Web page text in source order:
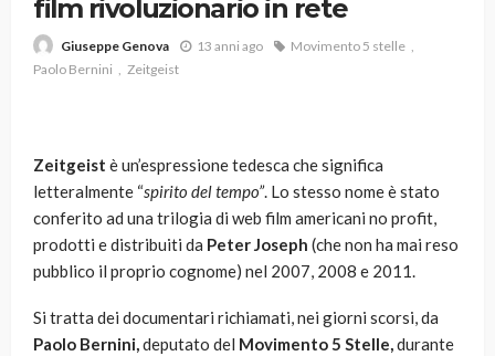
film rivoluzionario in rete
Giuseppe Genova 13 anni ago
Movimento 5 stelle
Paolo Bernini
Zeitgeist
Zeitgeist è un’espressione tedesca che significa
letteralmente “spirito del tempo”. Lo stesso nome è stato
conferito ad una trilogia di web film americani no profit,
prodotti e distribuiti da Peter Joseph (che non ha mai reso
pubblico il proprio cognome) nel 2007, 2008 e 2011.
Si tratta dei documentari richiamati, nei giorni scorsi, da
Paolo Bernini,deputato del Movimento 5 Stelle,durante